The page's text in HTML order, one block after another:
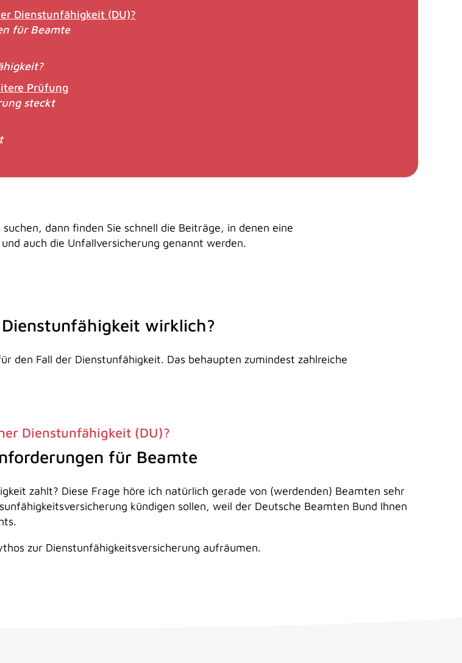
Dienstunfähigkeit (DU)?
für Beamte
Prüfung
steckt
dann finden Sie schnell die Beiträge, in denen eine
auch die Unfallversicherung genannt werden.
wirklich?
den Fall der Dienstunfähigkeit. Das behaupten zumindest zahlreiche
Dienstunfähigkeit (DU)?
für Beamte
zahlt? Diese Frage höre ich natürlich gerade von (werdenden) Beamten sehr
kündigen sollen, weil der Deutsche Beamten Bund Ihnen
zur Dienstunfähigkeitsversicherung aufräumen.